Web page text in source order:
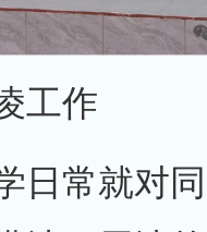
工作
常就对同